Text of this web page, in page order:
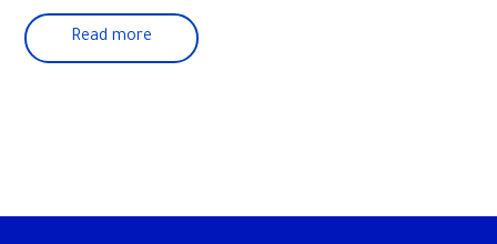
Read more